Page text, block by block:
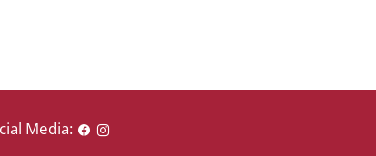
Media: